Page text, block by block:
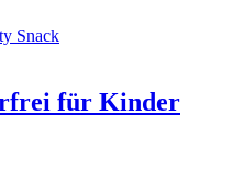
Snack
für Kinder